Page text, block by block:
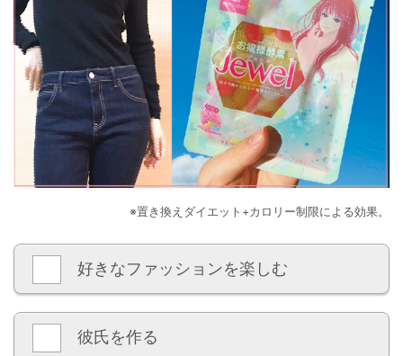
※置き換えダイエット+カロリー制限による効果。
好きなファッションを楽しむ
彼氏を作る